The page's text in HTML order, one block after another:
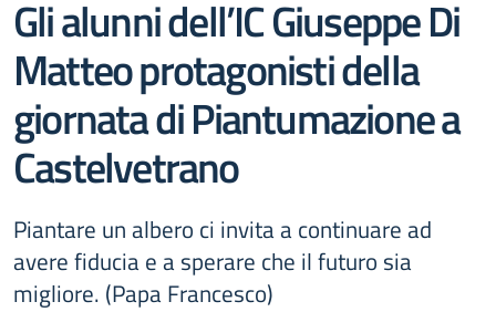
Gli alunni dell’IC Giuseppe Di
Matteo protagonisti della
giornata di Piantumazione a
Castelvetrano
Piantare un albero ci invita a continuare ad
avere fiducia e a sperare che il futuro sia
migliore. (Papa Francesco)